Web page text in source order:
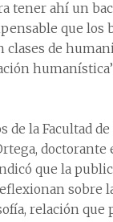
tener ahí un
que los
de
de la Facultad
doctorante
que la
sobre
relación que